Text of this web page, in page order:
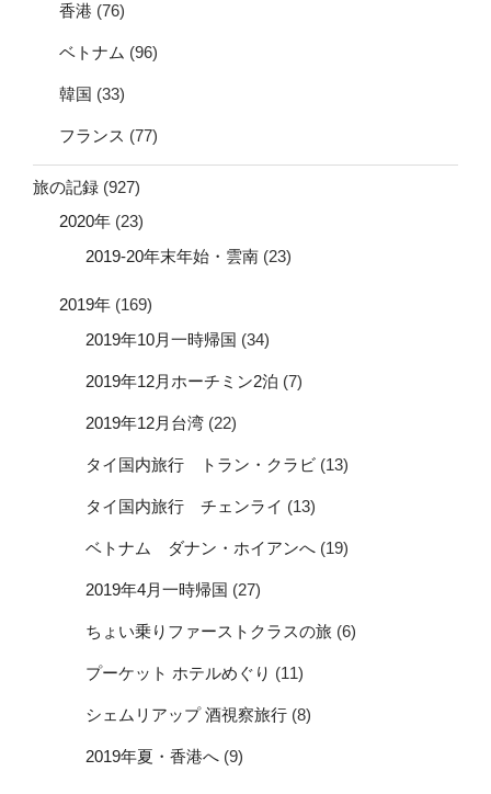
香港 (76)
ベトナム (96)
韓国 (33)
フランス (77)
旅の記録 (927)
2020年 (23)
2019-20年末年始・雲南 (23)
2019年 (169)
2019年10月一時帰国 (34)
2019年12月ホーチミン2泊 (7)
2019年12月台湾 (22)
タイ国内旅行 トラン・クラビ (13)
タイ国内旅行 チェンライ (13)
ベトナム ダナン・ホイアンへ (19)
2019年4月一時帰国 (27)
ちょい乗りファーストクラスの旅 (6)
プーケット ホテルめぐり (11)
シェムリアップ 酒視察旅行 (8)
2019年夏・香港へ (9)